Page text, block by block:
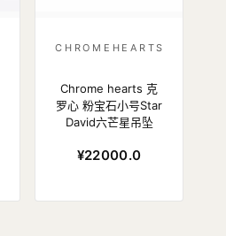
CHROMEHEARTS
Chrome hearts 克
罗心 粉宝石小号Star
David六芒星吊坠
¥22000.0